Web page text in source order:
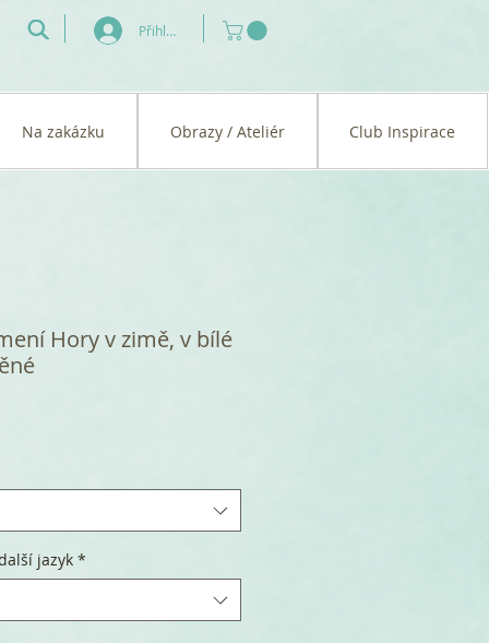
Přihlásit se
Na zakázku Obrazy / Ateliér Club Inspirace
Hory v zimě, v bílé
jazyk *